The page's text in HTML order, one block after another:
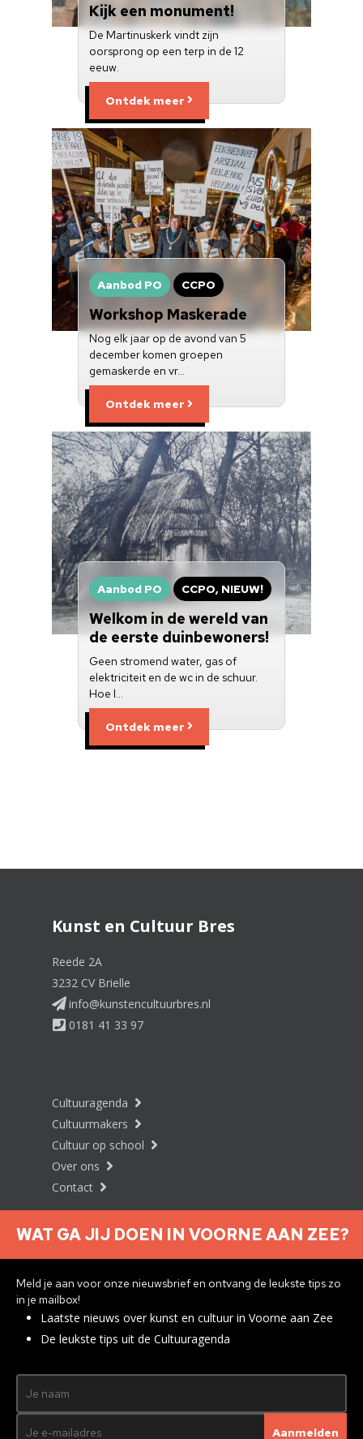
Kijk een monument!
De Martinuskerk vindt zijn
oorsprong op een terp in de 12
eeuw.
Ontdek meer
Aanbod PO CCPO
Workshop Maskerade
Nog elk jaar op de avond van 5
december komen groepen
gemaskerde en vr…
Ontdek meer
Aanbod PO CCPO, NIEUW!
Welkom in de wereld van
de eerste duinbewoners!
Geen stromend water, gas of
elektriciteit en de wc in de schuur.
Hoe l…
Ontdek meer
Kunst en Cultuur Bres
Reede 2A
3232 CV Brielle
info@kunstencultuurbres.nl
0181 41 33 97
Cultuuragenda
Cultuurmakers
Cultuur op school
Over ons
Contact
Nieuwsbrief aanmelden
Privacyverklaring
Over ons
Nieuwsbrief
Doneren
WAT GA JIJ DOEN IN VOORNE AAN ZEE?
Meld je aan voor onze nieuwsbrief en ontvang de leukste tips zo
in je mailbox!
Laatste nieuws over kunst en cultuur in Voorne aan Zee
De leukste tips uit de Cultuuragenda